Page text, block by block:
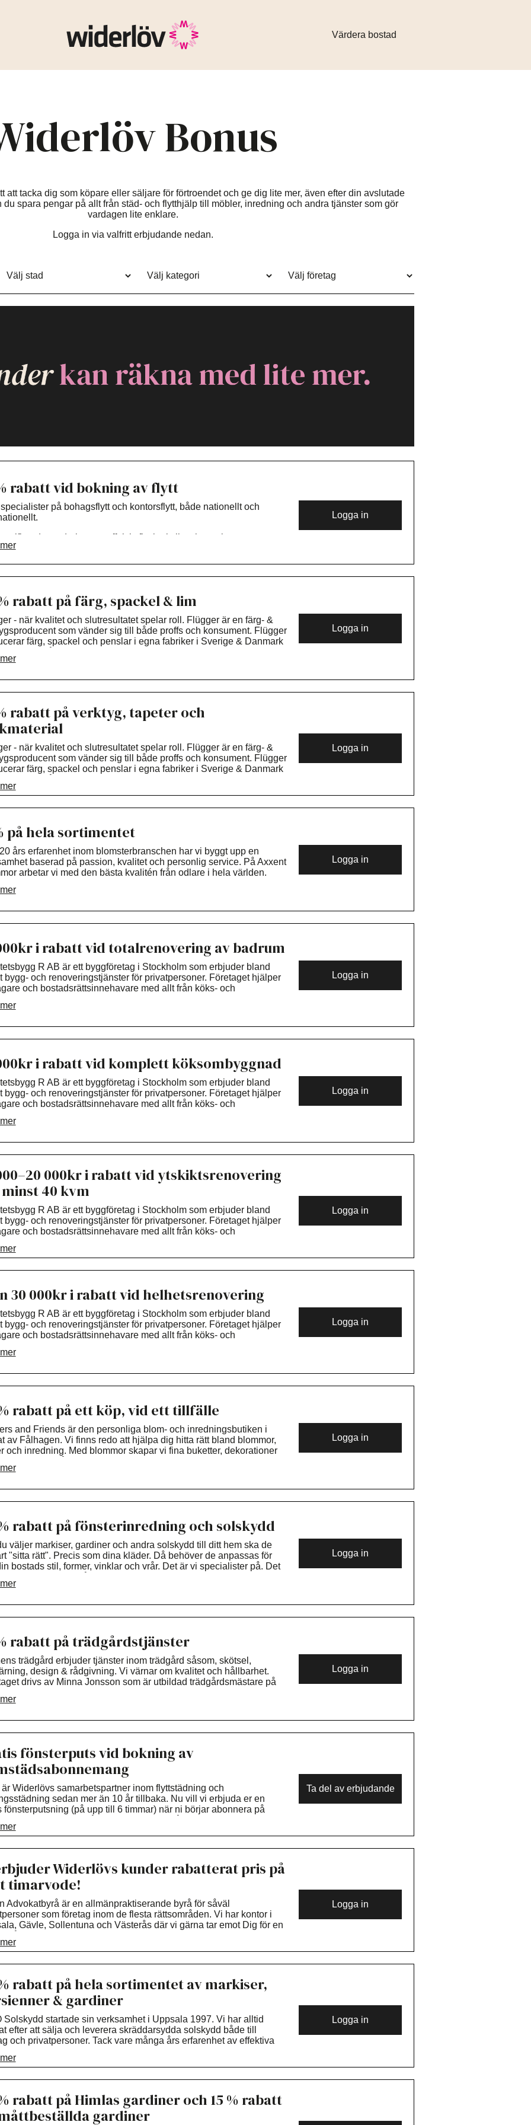
Värdera bostad
Bonus
att tacka dig som köpare eller säljare för förtroendet och ge dig lite mer, även efter din avslutade
du spara pengar på allt från städ- och flytthjälp till möbler, inredning och andra tjänster som gör
vardagen lite enklare.
Logga in via valfritt erbjudande nedan.
rabatt vid bokning av flytt
på bohagsflytt och kontorsflytt, både nationellt och
medarbetare, effektiv flyttlogistik och en obruten
ser vi till att din flytt blir trygg, smidig och välplanerad – från
är enkelt: att ge dig den bästa möjliga starten på din nya plats.
offert, besök www.freysexpress.se
Tel: 018-20 58 00
uppsala@freysexpress.se
Logga in
rabatt på färg, spackel & lim
- när kvalitet och slutresultatet spelar roll. Flügger är en färg- &
som vänder sig till både proffs och konsument. Flügger
färg, spackel och penslar i egna fabriker i Sverige & Danmark
i Sverige.
Logga in
rabatt på verktyg, tapeter och
- när kvalitet och slutresultatet spelar roll. Flügger är en färg- &
som vänder sig till både proffs och konsument. Flügger
färg, spackel och penslar i egna fabriker i Sverige & Danmark
i Sverige.
av vår kunniga personal i alla våra butiker.
Logga in
på hela sortimentet
års erfarenhet inom blomsterbranschen har vi byggt upp en
baserad på passion, kvalitet och personlig service. På Axxent
arbetar vi med den bästa kvalitén från odlare i hela världen.
lilla butik kan du hitta allt möjligt – från närodlade växter från
blommor över hela världen med samma höga kvalitet och
utkörning till hela stora Stockholm och kan förmedla till hela landet.
Logga in
i rabatt vid totalrenovering av badrum
R AB är ett byggföretag i Stockholm som erbjuder bland
bygg- och renoveringstjänster för privatpersoner. Företaget hjälper
och bostadsrättsinnehavare med allt från köks- och
på kvalitet, kundservice och skräddarsydda lösningar arbetar
och genomför projekt från idé och planering till
kvalitetsbygg.se/
Logga in
i rabatt vid komplett köksombyggnad
R AB är ett byggföretag i Stockholm som erbjuder bland
bygg- och renoveringstjänster för privatpersoner. Företaget hjälper
och bostadsrättsinnehavare med allt från köks- och
på kvalitet, kundservice och skräddarsydda lösningar arbetar
och genomför projekt från idé och planering till
gärna vår hemsida för mer info:
kvalitetsbygg.se/
Daniel.Hammarstrom@kvalitetsbygg.se070-7371701
Logga in
000kr i rabatt vid ytskiktsrenovering
40 kvm
R AB är ett byggföretag i Stockholm som erbjuder bland
bygg- och renoveringstjänster för privatpersoner. Företaget hjälper
och bostadsrättsinnehavare med allt från köks- och
på kvalitet, kundservice och skräddarsydda lösningar arbetar
efter kundernas behov. Företaget har lång erfarenhet inom
gärna vår hemsida för mer info:
kvalitetsbygg.se/
Logga in
30 000kr i rabatt vid helhetsrenovering
R AB är ett byggföretag i Stockholm som erbjuder bland
bygg- och renoveringstjänster för privatpersoner. Företaget hjälper
och bostadsrättsinnehavare med allt från köks- och
på kvalitet, kundservice och skräddarsydda lösningar arbetar
och genomför projekt från idé och planering till
gärna vår hemsida för mer info:
kvalitetsbygg.se/
Daniel.Hammarstrom@kvalitetsbygg.se
Logga in
rabatt på ett köp, vid ett tillfälle
and Friends är den personliga blom- och inredningsbutiken i
av Fålhagen. Vi finns redo att hjälpa dig hitta rätt bland blommor,
och inredning. Med blommor skapar vi fina buketter, dekorationer
Välkomna in till oss – en plats fylld av blommor, kreativitet och
Logga in
rabatt på fönsterinredning och solskydd
väljer markiser, gardiner och andra solskydd till ditt hem ska de
"sitta rätt". Precis som dina kläder. Då behöver de anpassas för
bostads stil, former, vinklar och vrår. Det är vi specialister på. Det
din Moogio-butik. Så får du ett förslag som passar för just ditt liv
Logga in
rabatt på trädgårdstjänster
trädgård erbjuder tjänster inom trädgård såsom, skötsel,
design & rådgivning. Vi värnar om kvalitet och hållbarhet.
drivs av Minna Jonsson som är utbildad trädgårdsmästare på
Logga in
fönsterputs vid bokning av
är Widerlövs samarbetspartner inom flyttstädning och
sedan mer än 10 år tillbaka. Nu vill vi erbjuda er en
fönsterputsning (på upp till 6 timmar) när ni börjar abonnera på
för lägenhet eller 700 kr för villa.
Ta del av erbjudande
Widerlövs kunder rabatterat pris på
timarvode!
Advokatbyrå är en allmänpraktiserande byrå för såväl
som företag inom de flesta rättsområden. Vi har kontor i
Gävle, Sollentuna och Västerås där vi gärna tar emot Dig för en
Logga in
rabatt på hela sortimentet av markiser,
& gardiner
Solskydd startade sin verksamhet i Uppsala 1997. Vi har alltid
efter att sälja och leverera skräddarsydda solskydd både till
och privatpersoner. Tack vare många års erfarenhet av effektiva
in och titta själv.
Logga in
rabatt på Himlas gardiner och 15 % rabatt
gardiner